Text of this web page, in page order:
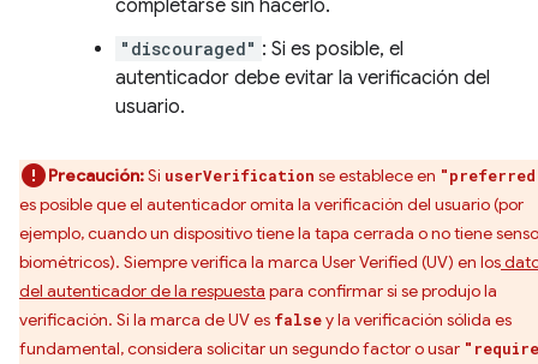
completarse sin hacerlo.
"discouraged" : Si es posible, el
autenticador debe evitar la verificación del
usuario.
Precaución:Si userVerification se establece en
es posible que el autenticador omita la verificación del usuario (por
ejemplo, cuando un dispositivo tiene la tapa cerrada o no tiene
biométricos). Siempre verifica la marca User Verified (UV) en los
del autenticador de la respuesta para confirmar si se produjo la
verificación. Si la marca de UV es falsey la verificación sólida es
fundamental, considera solicitar un segundo factor o usar